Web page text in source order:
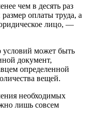
чем в десять раз
оплаты труда, а
лицо, —
условий может быть
документ,
определенной
вещей.
необходимых
лишь совсем